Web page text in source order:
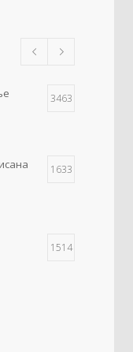
3463
1633
1514